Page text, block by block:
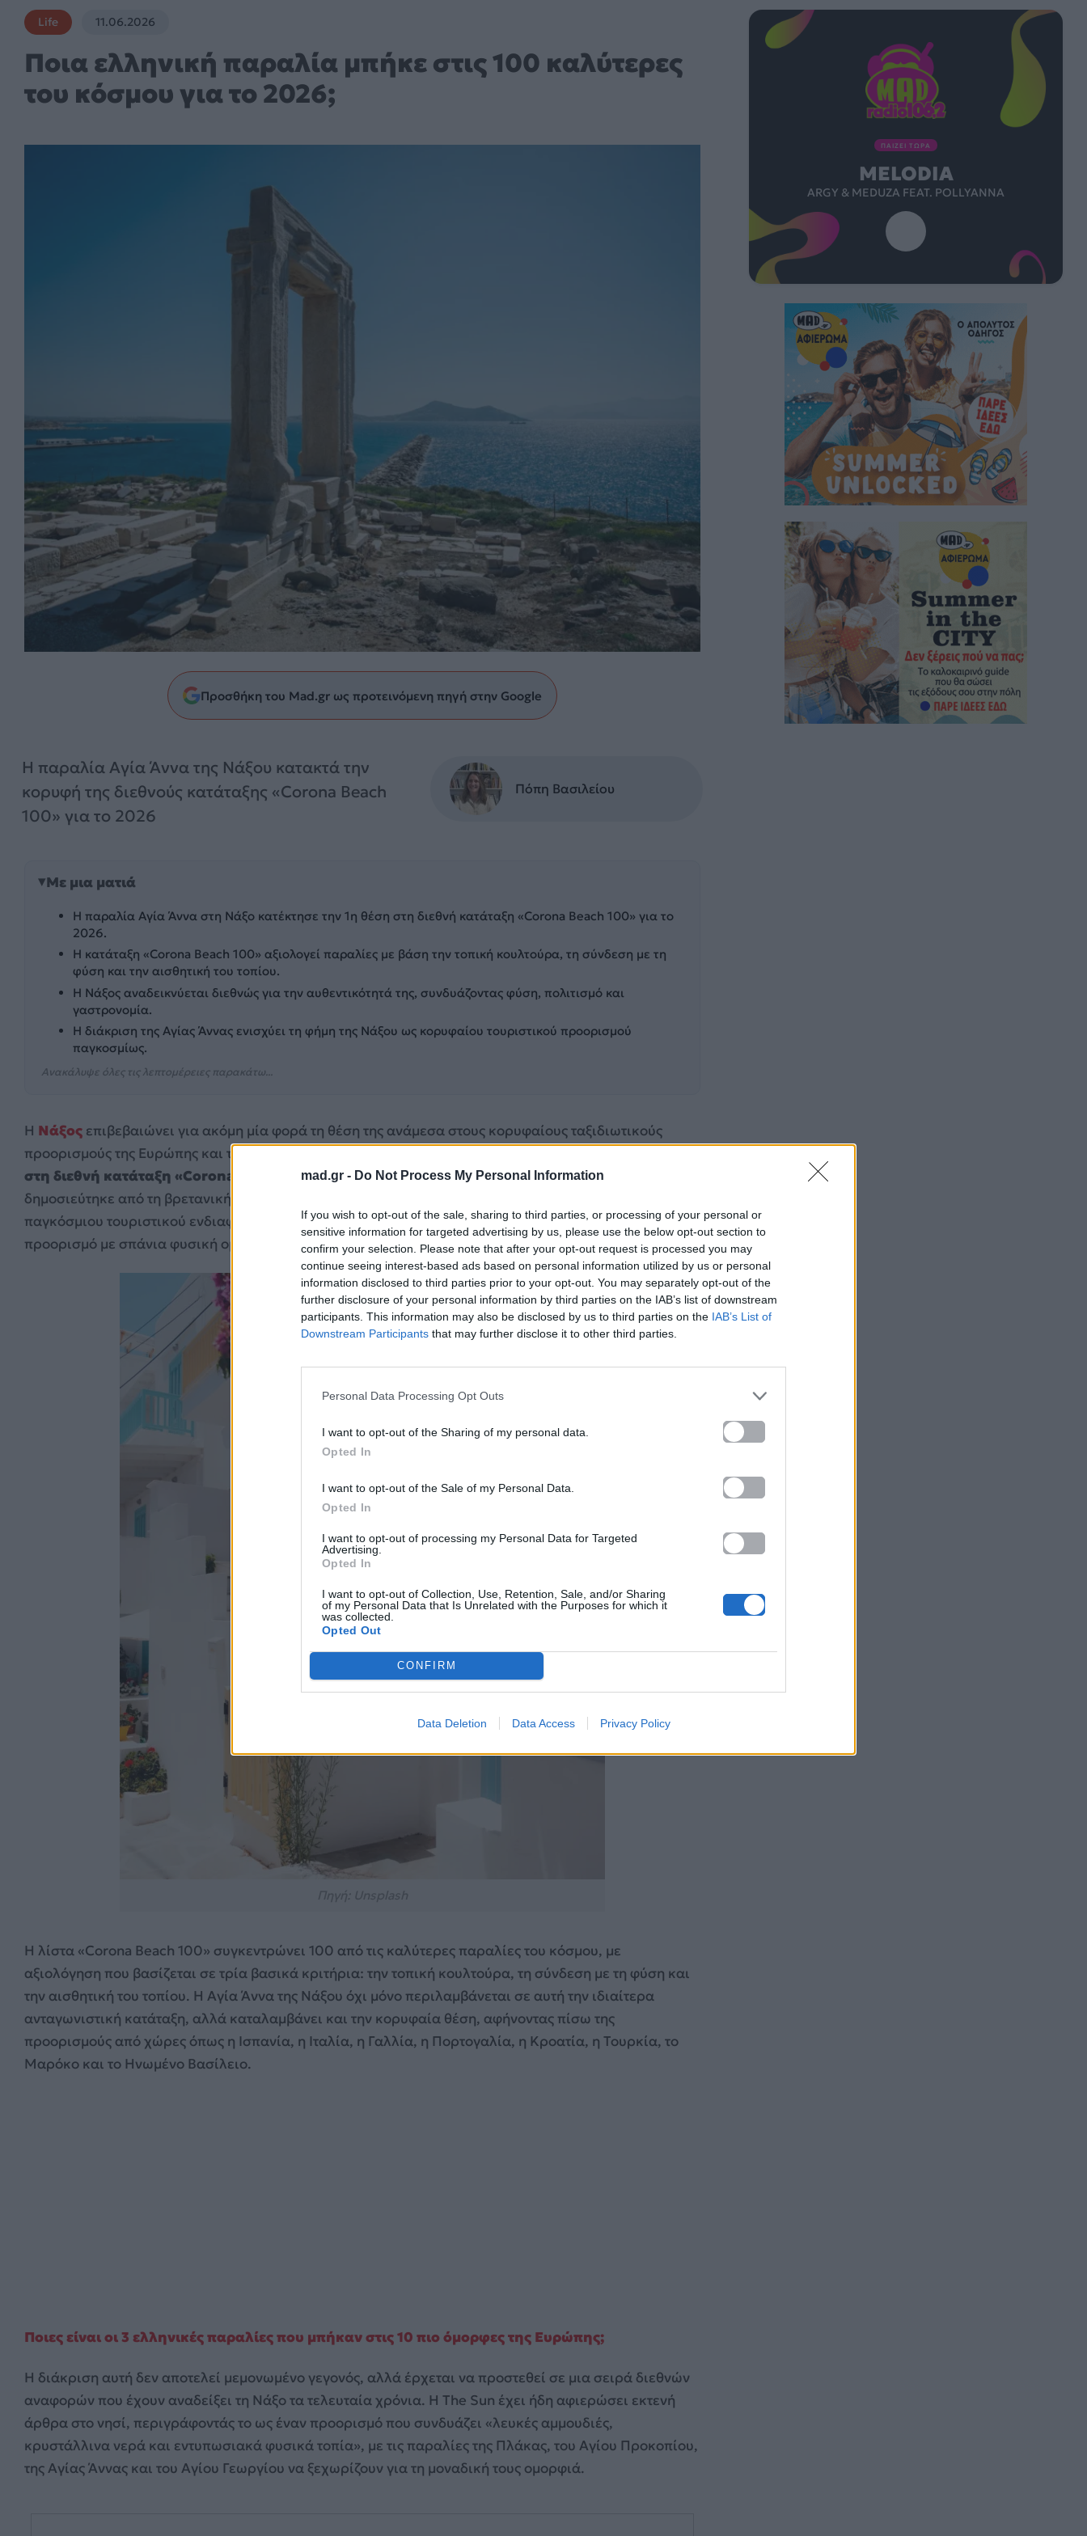
mad.gr - Do Not Process My Personal Information
If you wish to opt-out of the sale, sharing to third parties, or processing of your personal or
sensitive information for targeted advertising by us, please use the below opt-out section to
confirm your selection. Please note that after your opt-out request is processed you may
continue seeing interest-based ads based on personal information utilized by us or personal
information disclosed to third parties prior to your opt-out. You may separately opt-out of the
further disclosure of your personal information by third parties on the IAB’s list of downstream
participants. This information may also be disclosed by us to third parties on the IAB’s List of
Downstream Participants that may further disclose it to other third parties.
Personal Data Processing Opt Outs
I want to opt-out of the Sharing of my personal data.
Opted In
I want to opt-out of the Sale of my Personal Data.
Opted In
I want to opt-out of processing my Personal Data for Targeted
Advertising.
Opted In
I want to opt-out of Collection, Use, Retention, Sale, and/or Sharing
of my Personal Data that Is Unrelated with the Purposes for which it
was collected.
Opted Out
CONFIRM
Data Deletion Data Access Privacy Policy
Life 11.06.2026
Ποια ελληνική παραλία μπήκε στις 100 καλύτερες
του κόσμου για το 2026;
Προσθήκη του Mad.gr ως προτεινόμενη πηγή στην Google
Η παραλία Αγία Άννα της Νάξου κατακτά την
κορυφή της διεθνούς κατάταξης «Corona Beach
100» για το 2026
Πόπη Βασιλείου
Με μια ματιά
Η παραλία Αγία Άννα στη Νάξο κατέκτησε την 1η θέση στη διεθνή κατάταξη «Corona Beach 100» για το
2026.
Η κατάταξη «Corona Beach 100» αξιολογεί παραλίες με βάση την τοπική κουλτούρα, τη σύνδεση με τη
φύση και την αισθητική του τοπίου.
Η Νάξος αναδεικνύεται διεθνώς για την αυθεντικότητά της, συνδυάζοντας φύση, πολιτισμό και
γαστρονομία.
Η διάκριση της Αγίας Άννας ενισχύει τη φήμη της Νάξου ως κορυφαίου τουριστικού προορισμού
παγκοσμίως.
Ανακάλυψε όλες τις λεπτομέρειες παρακάτω...
Η Νάξος επιβεβαιώνει για ακόμη μία φορά τη θέση της ανάμεσα στους κορυφαίους ταξιδιωτικούς
προορισμούς της Ευρώπης και του κόσμου, καθώς
στη διεθνή κατάταξη «Corona Beach 100» για το 2026. Η σημαντική αυτή διάκριση, που
δημοσιεύτηκε από τη βρετανική εφημερίδα The Sun, φέρνει το κυκλαδίτικο νησί στο επίκεντρο του
παγκόσμιου τουριστικού ενδιαφέροντος και ενισχύει ακόμη περισσότερο τη φήμη του ως έναν
προορισμό με σπάνια φυσική ομορφιά και αυθεντική ταυτότητα.
Η λίστα «Corona Beach 100» συγκεντρώνει 100 από τις καλύτερες παραλίες του κόσμου, με
αξιολόγηση που βασίζεται σε τρία βασικά κριτήρια: την τοπική κουλτούρα, τη σύνδεση με τη φύση και
την αισθητική του τοπίου. Η Αγία Άννα της Νάξου όχι μόνο περιλαμβάνεται σε αυτή την ιδιαίτερα
ανταγωνιστική κατάταξη, αλλά καταλαμβάνει και την κορυφαία θέση, αφήνοντας πίσω της
προορισμούς από χώρες όπως η Ισπανία, η Ιταλία, η Γαλλία, η Πορτογαλία, η Κροατία, η Τουρκία, το
Μαρόκο και το Ηνωμένο Βασίλειο.
Ποιες είναι οι 3 ελληνικές παραλίες που μπήκαν στις 10 πιο όμορφες της Ευρώπης;
Η διάκριση αυτή δεν αποτελεί μεμονωμένο γεγονός, αλλά έρχεται να προστεθεί σε μια σειρά διεθνών
αναφορών που έχουν αναδείξει τη Νάξο τα τελευταία χρόνια. Η The Sun έχει ήδη αφιερώσει εκτενή
άρθρα στο νησί, περιγράφοντάς το ως έναν προορισμό που συνδυάζει «λευκές αμμουδιές,
κρυστάλλινα νερά και εντυπωσιακά φυσικά τοπία», με τις παραλίες της Πλάκας, του Αγίου Προκοπίου,
της Αγίας Άννας και του Αγίου Γεωργίου να ξεχωρίζουν για τη μοναδική τους ομορφιά.
ΠΑΙΖΕΙ ΤΩΡΑ
MELODIA
ARGY & MEDUZA FEAT. POLLYANNA